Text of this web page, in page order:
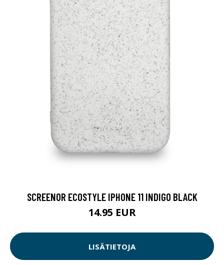
SCREENOR ECOSTYLE IPHONE 11 INDIGO BLACK
14.95 EUR
LISÄTIETOJA